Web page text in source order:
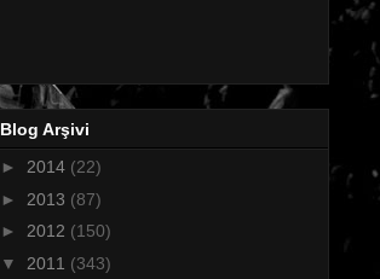
Blog Arşivi
► 2014 (22)
► 2013 (87)
► 2012 (150)
▼ 2011 (343)